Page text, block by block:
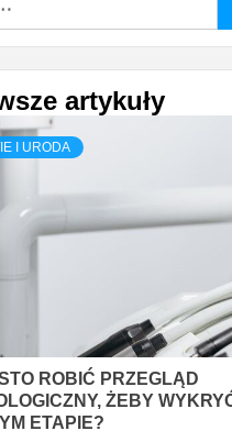
artykuły
I URODA
ROBIĆ PRZEGLĄD
ŻEBY
ETAPIE?